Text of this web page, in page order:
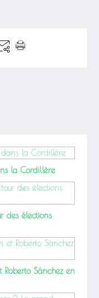
la Cordillère
des élections
Roberto Sánchez en